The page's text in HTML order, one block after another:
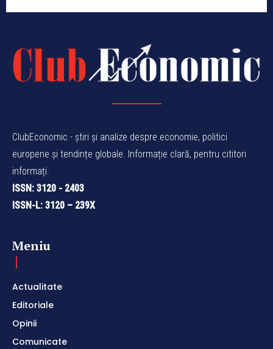
ClubEconomic - știri și analize despre economie, politici
europene și tendințe globale. Informație clară, pentru cititori
informați.
ISSN: 3120 - 2403
ISSN-L: 3120 – 239X
Meniu
Actualitate
Editoriale
Opinii
Comunicate